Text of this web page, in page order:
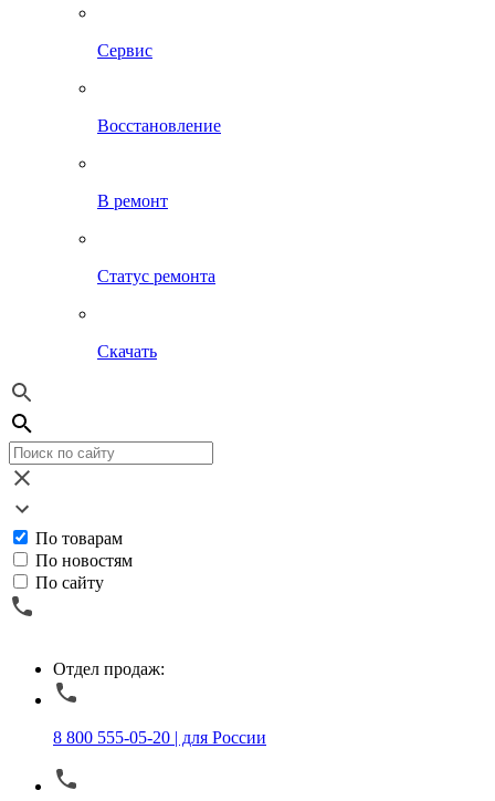
Сервис
Восстановление
В ремонт
Статус ремонта
Скачать
По товарам
По новостям
По сайту
Отдел продаж:
8 800 555-05-20 | для России